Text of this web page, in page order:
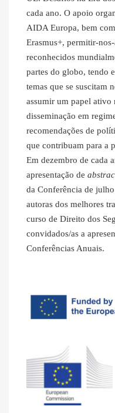
cada ano. O apoio
AIDA Europa, bem
Erasmus+, permitir-
reconhecidos
partes do globo, tendo
temas que se suscitam
assumir um papel ativo
disseminação em
recomendações de
que contribuam para a
Em dezembro de cada
apresentação de
da Conferência de
autoras dos melhores
curso de Direito dos
convidados/as a
Conferências Anuais.